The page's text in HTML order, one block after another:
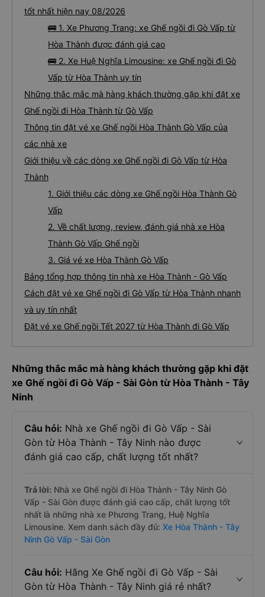
tốt nhất hiện nay 08/2026
🚌 1. Xe Phương Trang: xe Ghế ngồi đi Gò Vấp từ
Hòa Thành được đánh giá cao
🚌 2. Xe Huệ Nghĩa Limousine: xe Ghế ngồi đi Gò
Vấp từ Hòa Thành uy tín
Những thắc mắc mà hàng khách thường gặp khi đặt xe
Ghế ngồi đi Hòa Thành từ Gò Vấp
Thông tin đặt vé xe Ghế ngồi Hòa Thành Gò Vấp của
các nhà xe
Giới thiệu về các dòng xe Ghế ngồi đi Gò Vấp từ Hòa
Thành
1. Giới thiệu các dòng xe Ghế ngồi Hòa Thành Gò
Vấp
2. Về chất lượng, review, đánh giá nhà xe Hòa
Thành Gò Vấp Ghế ngồi
3. Giá vé xe Hòa Thành Gò Vấp
Bảng tổng hợp thông tin nhà xe Hòa Thành - Gò Vấp
Cách đặt vé xe Ghế ngồi đi Gò Vấp từ Hòa Thành nhanh
và uy tín nhất
Đặt vé xe Ghế ngồi Tết 2027 từ Hòa Thành đi Gò Vấp
Những thắc mắc mà hàng khách thường gặp khi đặt
xe Ghế ngồi đi Gò Vấp - Sài Gòn từ Hòa Thành - Tây
Ninh
Câu hỏi: Nhà xe Ghế ngồi đi Gò Vấp - Sài
Gòn từ Hòa Thành - Tây Ninh nào được
đánh giá cao cấp, chất lượng tốt nhất?
Trả lời: Nhà xe Ghế ngồi đi Hòa Thành - Tây Ninh Gò
Vấp - Sài Gòn được đánh giá cao cấp, chất lượng tốt
nhất là những nhà xe Phương Trang, Huệ Nghĩa
Limousine. Xem danh sách đầy đủ: Xe Hòa Thành - Tây
Ninh Gò Vấp - Sài Gòn
Câu hỏi: Hãng Xe Ghế ngồi đi Gò Vấp - Sài
Gòn từ Hòa Thành - Tây Ninh giá rẻ nhất?